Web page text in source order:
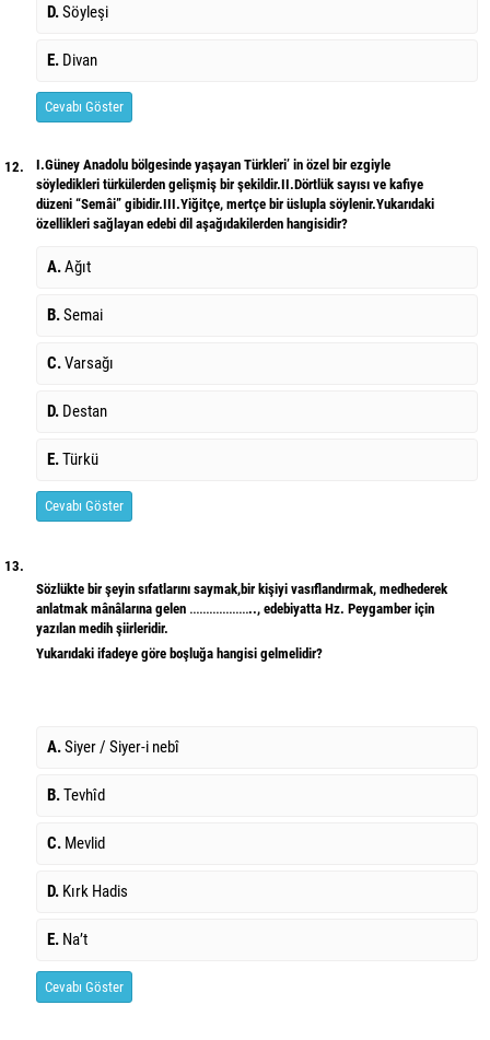
D.Söyleşi
E. Divan
Cevabı Göster
12.
I.Güney Anadolu bölgesinde yaşayan Türkleri’ in özel bir ezgiyle
söyledikleri türkülerden gelişmiş bir şekildir.II.Dörtlük sayısı ve kafiye
düzeni “Semâi” gibidir.III.Yiğitçe, mertçe bir üslupla söylenir.Yukarıdaki
özellikleri sağlayan edebi dil aşağıdakilerden hangisidir?
A.Ağıt
B.Semai
C.Varsağı
D. Destan
E.Türkü
Cevabı Göster
13.
Sözlükte bir şeyin sıfatlarını saymak,bir kişiyi vasıflandırmak, medhederek
anlatmak mânâlarına gelen ……………….., edebiyatta Hz. Peygamber için
yazılan medih şiirleridir.
Yukarıdaki ifadeye göre boşluğa hangisi gelmelidir?
A.Siyer / Siyer-i nebî
B.Tevhîd
C. Mevlid
D. Kırk Hadis
E. Na’t
Cevabı Göster